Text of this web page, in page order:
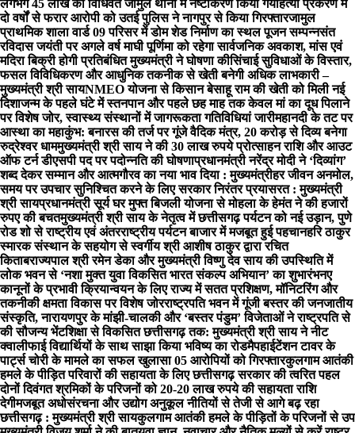
लगभग 45 लाख का विधिवत जामुल थाना में नष्टीकरण किया गयाहत्या प्रकरण में
दो वर्षों से फरार आरोपी को उतई पुलिस ने नागपुर से किया गिरफ्तारजामुल
प्राथमिक शाला वार्ड 09 परिसर में डोम शेड निर्माण का स्थल पूजन सम्पन्नसंत
रविदास जयंती पर अगले वर्ष माघी पूर्णिमा को रहेगा सार्वजनिक अवकाश, मांस एवं
मदिरा बिक्री होगी प्रतिबंधित मुख्यमंत्री ने घोषणा कीसिंचाई सुविधाओं के विस्तार,
फसल विविधिकरण और आधुनिक तकनीक से खेती बनेगी अधिक लाभकारी –
मुख्यमंत्री श्री सायNMEO योजना से किसान बेसाहू राम की खेती को मिली नई
दिशाजन्म के पहले घंटे में स्तनपान और पहले छह माह तक केवल मां का दूध पिलाने
पर विशेष जोर, स्वास्थ्य संस्थानों में जागरूकता गतिविधियां जारीमहानदी के तट पर
आस्था का महाकुंभ: बनारस की तर्ज पर गूंजे वैदिक मंत्र, 20 करोड़ से दिव्य बनेगा
रुद्रेश्वर धाममुख्यमंत्री श्री साय ने की 30 लाख रुपये प्रोत्साहन राशि और आउट
ऑफ टर्न डीएसपी पद पर पदोन्नति की घोषणाप्रधानमंत्री नरेंद्र मोदी ने ‘दिव्यांग’
शब्द देकर सम्मान और आत्मगौरव का नया भाव दिया : मुख्यमंत्रीहर जीवन अनमोल,
समय पर उपचार सुनिश्चित करने के लिए सरकार निरंतर प्रयासरत : मुख्यमंत्री
श्री सायप्रधानमंत्री सूर्य घर मुफ्त बिजली योजना से मोहला के हेमंत ने की हजारों
रुपए की बचतमुख्यमंत्री श्री साय के नेतृत्व में छत्तीसगढ़ पर्यटन को नई उड़ान, पुणे
रोड शो से राष्ट्रीय एवं अंतरराष्ट्रीय पर्यटन बाजार में मजबूत हुई पहचानहरि ठाकुर
स्मारक संस्थान के सहयोग से स्वर्गीय श्री आशीष ठाकुर द्वारा रचित
किताबराज्यपाल श्री रमेन डेका और मुख्यमंत्री विष्णु देव साय की उपस्थिति में
लोक भवन से ‘नशा मुक्त युवा विकसित भारत संकल्प अभियान’ का शुभारंभनए
कानूनों के प्रभावी क्रियान्वयन के लिए राज्य में सतत प्रशिक्षण, मॉनिटरिंग और
तकनीकी क्षमता विकास पर विशेष जोरराष्ट्रपति भवन में गूंजी बस्तर की जनजातीय
संस्कृति, नारायणपुर के मांझी-चालकी और ‘बस्तर पंडुम’ विजेताओं ने राष्ट्रपति से
की सौजन्य भेंटशिक्षा से विकसित छत्तीसगढ़ तक: मुख्यमंत्री श्री साय ने नीट
क्वालीफाई विद्यार्थियों के साथ साझा किया भविष्य का रोडमैपहाईटेंशन टावर के
पार्ट्स चोरी के मामले का सफल खुलासा 05 आरोपियों को गिरफ्तारकुलगाम आतंकी
हमले के पीड़ित परिवारों की सहायता के लिए छत्तीसगढ़ सरकार की त्वरित पहल
दोनों दिवंगत श्रमिकों के परिजनों को 20-20 लाख रुपये की सहायता राशि
देगीमजबूत अधोसंरचना और उद्योग अनुकूल नीतियों से तेजी से आगे बढ़ रहा
छत्तीसगढ़ : मुख्यमंत्री श्री सायकुलगाम आतंकी हमले के पीड़ितों के परिजनों से उप